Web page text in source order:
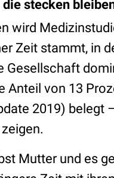
die stecken
wird
Zeit stammt, in
Gesellschaft
Anteil von 13
2019) belegt
Mutter und es